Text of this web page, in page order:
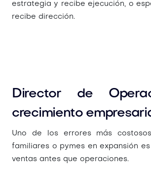
estrategia y recibe ejecución, o
recibe dirección.
Director de
crecimiento
Uno de los errores más
familiares o pymes en expansión
ventas antes que operaciones.